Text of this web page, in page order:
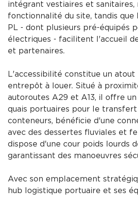
intégrant vestiaires et
fonctionnalité du site, tandis que
PL - dont plusieurs pré-équipés
électriques - facilitent l'accueil
et partenaires.
L'accessibilité constitue un atout
entrepôt à louer. Situé à
autoroutes A29 et A13, il offre
quais portuaires pour le transfert
conteneurs, bénéficie d'une
avec des dessertes fluviales et
dispose d'une cour poids lourds
garantissant des manoeuvres
Avec son emplacement
hub logistique portuaire et ses